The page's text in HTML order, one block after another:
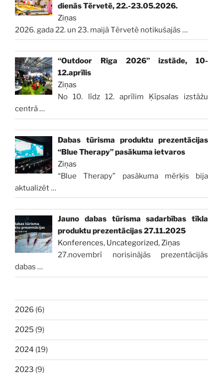
dienās Tērvetē, 22.-23.05.2026.
Ziņas
2026. gada 22. un 23. maijā Tērvetē notikušajās …
“Outdoor Riga 2026” izstāde, 10-
12.aprīlis
Ziņas
No 10. līdz 12. aprīlim Ķīpsalas izstāžu
centrā…
Dabas tūrisma produktu prezentācijas
“Blue Therapy” pasākuma ietvaros
Ziņas
“Blue Therapy” pasākuma mērķis bija
aktualizēt…
Jauno dabas tūrisma sadarbības tīkla
produktu prezentācijas 27.11.2025
Konferences, Uncategorized,Ziņas
27.novembrī norisinājās prezentācijās
dabas …
2026 (6)
2025 (9)
2024 (19)
2023 (9)